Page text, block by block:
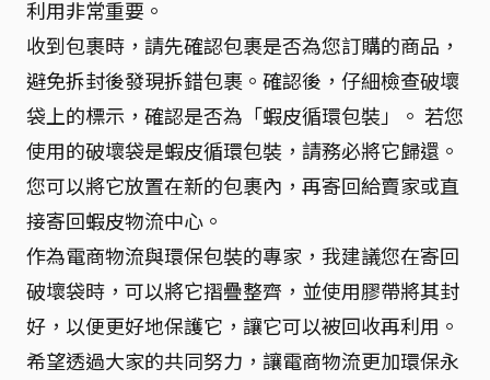
利用非常重要。
收到包裹時，請先確認包裹是否為您訂購的商品，
避免拆封後發現拆錯包裹。確認後，仔細檢查破壞
袋上的標示，確認是否為「蝦皮循環包裝」。 若您
使用的破壞袋是蝦皮循環包裝，請務必將它歸還。
您可以將它放置在新的包裹內，再寄回給賣家或直
接寄回蝦皮物流中心。
作為電商物流與環保包裝的專家，我建議您在寄回
破壞袋時，可以將它摺疊整齊，並使用膠帶將其封
好，以便更好地保護它，讓它可以被回收再利用。
希望透過大家的共同努力，讓電商物流更加環保永